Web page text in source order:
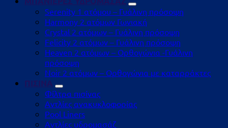
Serenity 1 ατόμου – Γυάλινη πρόσοψη
Harmony 2 ατόμων Γωνιακή
Crystal 2 ατόμων – Γυάλινη πρόσοψη
Felicity 2 ατόμων – Γυάλινη πρόσοψη
Heaven 2 ατόμων – Ορθογώνια -Γυάλινη
πρόσοψη
Noir 2 ατόμων – Ορθογώνια με καταρράκτες
ΠΙΣΙΝΑ
Φίλτρα πισίνας
Αντλίες ανακυκλοφορίας
Pool Liners
Αντλίες υδρομασάζ